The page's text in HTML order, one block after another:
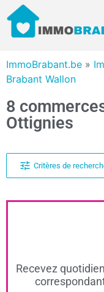
ImmoBrabant.be »
Brabant Wallon
8
Ottignies
Critères de
Recevez